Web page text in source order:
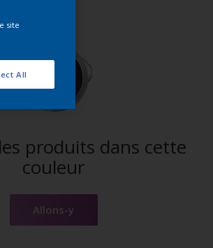
produits dans cette
couleur
Allons-y
site
All